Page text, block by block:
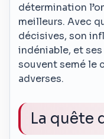
détermination
meilleurs. Avec
décisives, son
indéniable, et
souvent semé le
adverses.
La quête